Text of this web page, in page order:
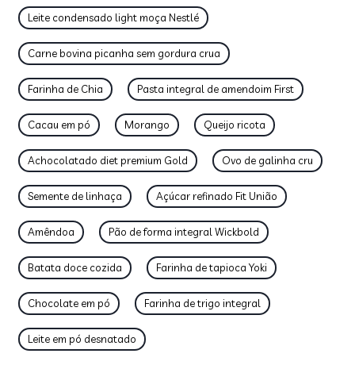
Leite condensado light moça Nestlé
Carne bovina picanha sem gordura crua
Farinha de Chia Pasta integral de amendoim First
Cacau em pó Morango Queijo ricota
Achocolatado diet premium Gold Ovo de galinha cru
Semente de linhaça Açúcar refinado Fit União
Amêndoa Pão de forma integral Wickbold
Batata doce cozida Farinha de tapioca Yoki
Chocolate em pó Farinha de trigo integral
Leite em pó desnatado